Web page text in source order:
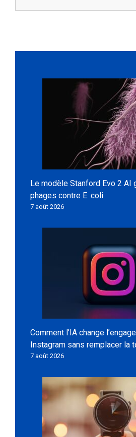
Le modèle Stanford Evo 2 AI
phages contre E. coli
7 août 2026
Comment l’IA change
Instagram sans remplacer la
7 août 2026